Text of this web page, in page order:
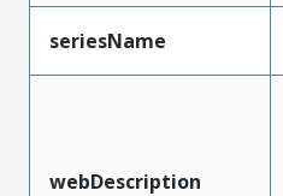
seriesName
webDescription